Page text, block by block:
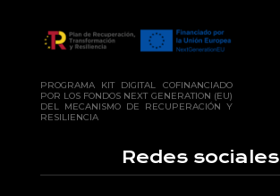
PROGRAMA KIT DIGITAL COFINANCIADO
POR LOS FONDOS NEXT GENERATION (EU)
DEL MECANISMO DE RECUPERACIÓN Y
RESILIENCIA
Redes sociales